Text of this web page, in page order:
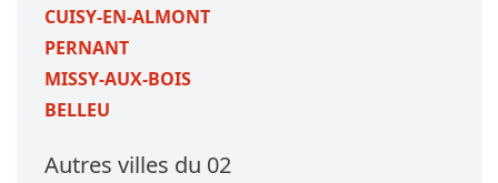
CUISY-EN-ALMONT
PERNANT
MISSY-AUX-BOIS
BELLEU
Autres villes du 02